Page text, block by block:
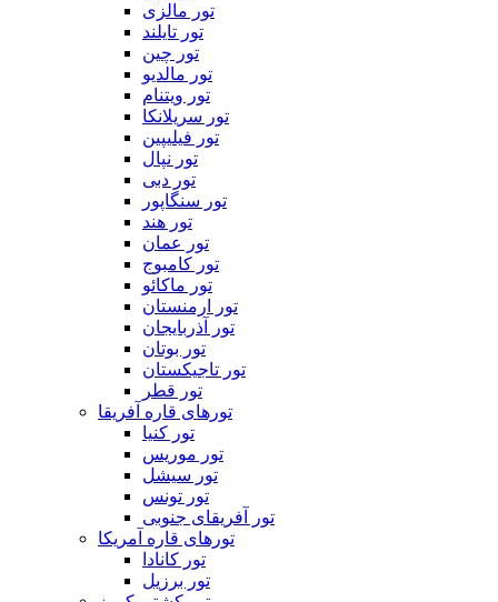
تور مالزی
تور تایلند
تور چین
تور مالدیو
تور ویتنام
تور سریلانکا
تور فیلیپین
تور نپال
تور دبی
تور سنگاپور
تور هند
تور عمان
تور کامبوج
تور ماکائو
تور ارمنستان
تور آذربایجان
تور بوتان
تور تاجیکستان
تور قطر
تورهای قاره آفریقا
تور کنیا
تور موریس
تور سیشل
تور تونس
تور آفریقای جنوبی
تورهای قاره آمریکا
تور کانادا
تور برزیل